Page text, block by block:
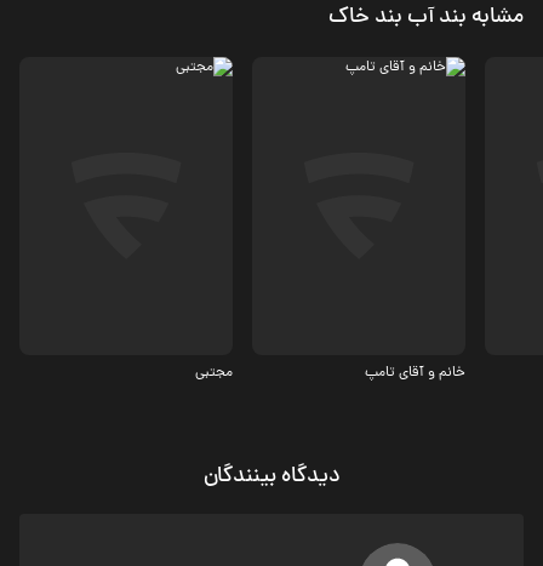
مشابه بند آب بند خاک
خانم و آقای تامپ مجتبی
دیدگاه بینندگان